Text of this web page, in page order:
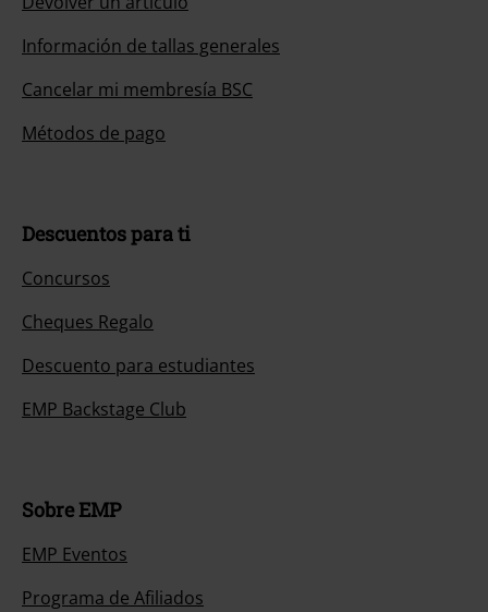
Información de tallas generales
Cancelar mi membresía BSC
Métodos de pago
Descuentos para ti
Concursos
Cheques Regalo
Descuento para estudiantes
EMP Backstage Club
Sobre EMP
EMP Eventos
Programa de Afiliados